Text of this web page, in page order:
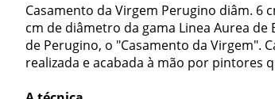
Casamento da Virgem Perugino diâm. 6
cm de diâmetro da gama Linea Aurea
de Perugino, o "Casamento da Virgem".
realizada e acabada à mão por pintores